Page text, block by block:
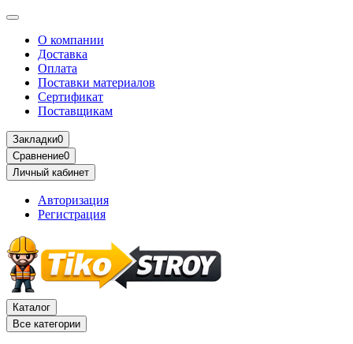
О компании
Доставка
Оплата
Поставки материалов
Сертификат
Поставщикам
Закладки0
Сравнение0
Личный кабинет
Авторизация
Регистрация
Каталог
Все категории